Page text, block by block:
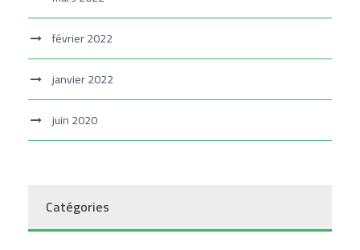
février 2022
janvier 2022
juin 2020
Catégories